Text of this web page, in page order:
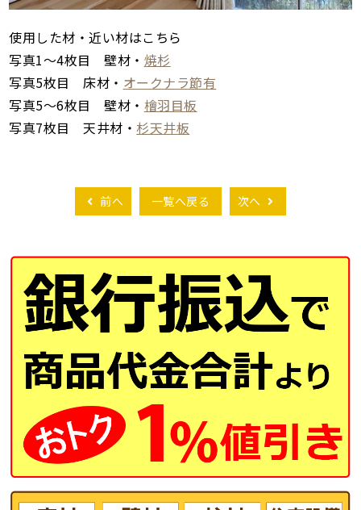
使用した材・近い材はこちら
写真1～4枚目 壁材・ 焼杉
写真5枚目 床材・ オークナラ節有
写真5～6枚目 壁材・ 檜羽目板
写真7枚目 天井材・杉天井板
前へ 一覧へ戻る 次へ